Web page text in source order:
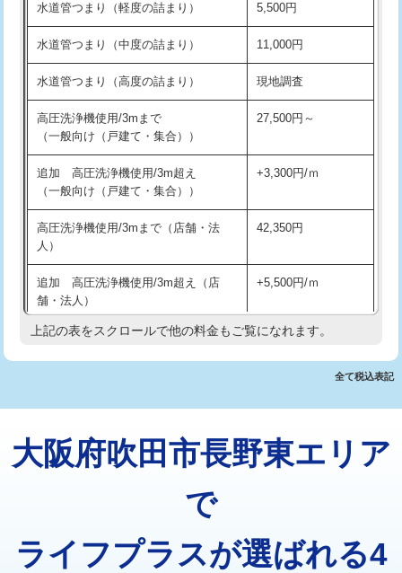
洗面台設置 38,500円
化粧台設置 22,000円
追加人工 16,500円
廃棄・処分 現場見積
※給水管工事は20mmまでの価格です。
交換・取付(排水栓・排水トラップ
22,000円+材料費
持込商品取付（混合水栓）
持込商品取付（浄水器・分岐水栓） 16,500円
業）
排水管工事（追加 排水管工事/3ｍ超
え）
マス交換（土の掘削・埋め戻し作業） 11,000円~
マス交換（深さ50㎝以上） 66,000円
コンクリート斫り（厚さ10㎝超え）
モルタル補修（厚さ10㎝まで） 27,500円
水道管つまり（軽度の詰まり） 5,500円
水道管つまり（中度の詰まり） 11,000円
水道管つまり（高度の詰まり） 現地調査
高圧洗浄機使用/3mまで
（一般向け（戸建て・集合））
27,500円～
追加 高圧洗浄機使用/3m超え
（一般向け（戸建て・集合））
+3,300円/ｍ
高圧洗浄機使用/3mまで（店舗・法
人）
42,350円
追加 高圧洗浄機使用/3m超え（店
舗・法人）
+5,500円/ｍ
高度高圧洗浄換 現地調査
トーラー機使用/3mまで 33,000円
追加トーラー機使用/3m超え +3,300円
止水・漏水調査・防水処理・清掃・修
11,000円
上記の表をスクロールで他の料金もご覧になれます。
全て税込表記
大阪府吹田市長野東エリア
で
ライフプラスが選ばれる4